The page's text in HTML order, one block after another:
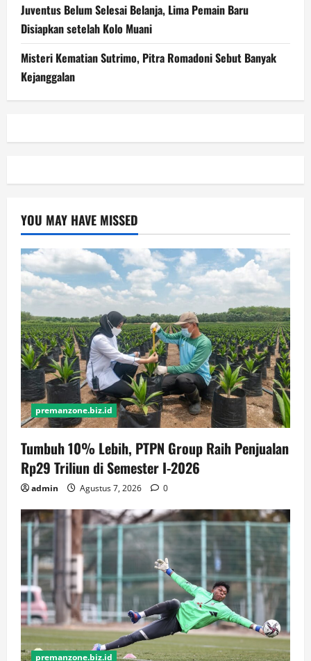
Juventus Belum Selesai Belanja, Lima Pemain Baru
Disiapkan setelah Kolo Muani
Misteri Kematian Sutrimo, Pitra Romadoni Sebut Banyak
Kejanggalan
YOU MAY HAVE MISSED
premanzone.biz.id
Tumbuh 10% Lebih, PTPN Group Raih Penjualan
Rp29 Triliun di Semester I-2026
admin Agustus 7, 2026 0
premanzone.biz.id